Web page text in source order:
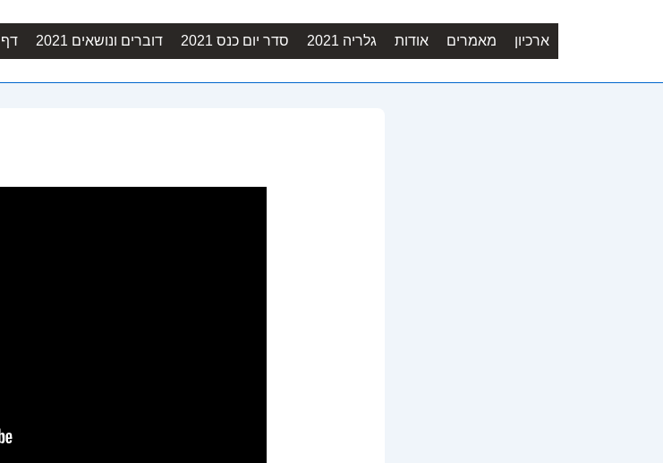
דוברים ונושאים 2021 סדר יום כנס 2021 גלריה 2021 אודות מאמרים ארכיון